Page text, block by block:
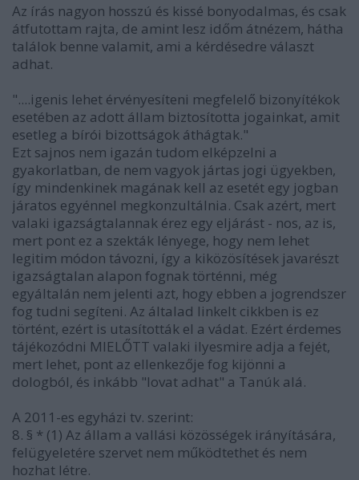
Az írás nagyon hosszú és kissé bonyodalmas, és csak
átfutottam rajta, de amint lesz időm átnézem, hátha
találok benne valamit, ami a kérdésedre választ
adhat.
"....igenis lehet érvényesíteni megfelelő bizonyítékok
esetében az adott állam biztosította jogainkat, amit
esetleg a bírói bizottságok áthágtak."
Ezt sajnos nem igazán tudom elképzelni a
gyakorlatban, de nem vagyok jártas jogi ügyekben,
így mindenkinek magának kell az esetét egy jogban
járatos egyénnel megkonzultálnia. Csak azért, mert
valaki igazságtalannak érez egy eljárást - nos, az is,
mert pont ez a szekták lényege, hogy nem lehet
legitim módon távozni, így a kiközösítések javarészt
igazságtalan alapon fognak történni, még
egyáltalán nem jelenti azt, hogy ebben a jogrendszer
fog tudni segíteni. Az általad linkelt cikkben is ez
történt, ezért is utasították el a vádat. Ezért érdemes
tájékozódni MIELŐTT valaki ilyesmire adja a fejét,
mert lehet, pont az ellenkezője fog kijönni a
dologból, és inkább "lovat adhat" a Tanúk alá.
A 2011-es egyházi tv. szerint:
8. § * (1) Az állam a vallási közösségek irányítására,
felügyeletére szervet nem működtethet és nem
hozhat létre.